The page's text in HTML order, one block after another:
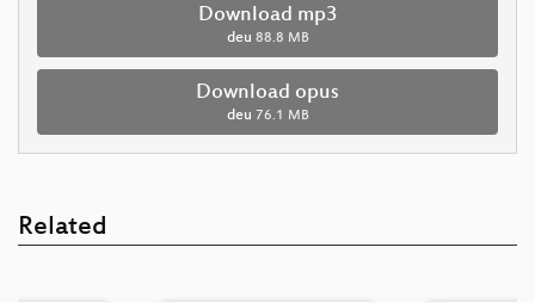
Download mp3
deu 88.8 MB
Download opus
deu 76.1 MB
Related